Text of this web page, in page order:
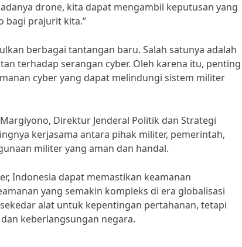
drone, kita dapat mengambil keputusan yang
bagi prajurit kita.”
berbagai tantangan baru. Salah satunya adalah
terhadap serangan cyber. Oleh karena itu, penting
cyber yang dapat melindungi sistem militer
Direktur Jenderal Politik dan Strategi
kerjasama antara pihak militer, pemerintah,
militer yang aman dan handal.
Indonesia dapat memastikan keamanan
yang semakin kompleks di era globalisasi
alat untuk kepentingan pertahanan, tetapi
keberlangsungan negara.